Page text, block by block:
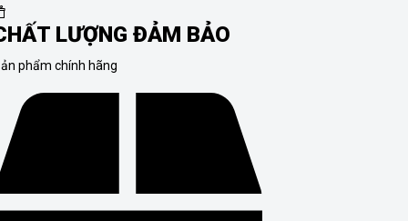
LƯỢNG ĐẢM BẢO
phẩm chính hãng